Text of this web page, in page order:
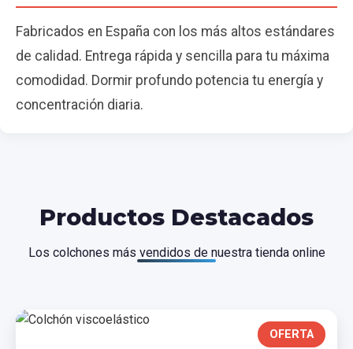
Fabricados en España con los más altos estándares
de calidad. Entrega rápida y sencilla para tu máxima
comodidad. Dormir profundo potencia tu energía y
concentración diaria.
Productos Destacados
Los colchones más vendidos de nuestra tienda online
OFERTA